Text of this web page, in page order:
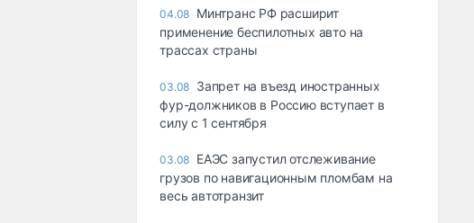
04.08 Минтранс РФ расширит
применение беспилотных авто на
трассах страны
03.08 Запрет на въезд иностранных
фур-должников в Россию вступает в
силу с 1 сентября
03.08 ЕАЭС запустил отслеживание
грузов по навигационным пломбам на
весь автотранзит